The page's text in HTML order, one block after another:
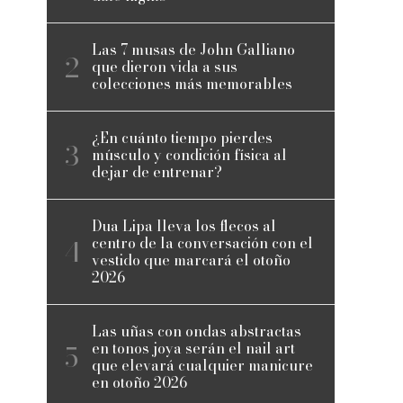
Las 7 musas de John Galliano
que dieron vida a sus
colecciones más memorables
¿En cuánto tiempo pierdes
músculo y condición física al
dejar de entrenar?
Dua Lipa lleva los flecos al
centro de la conversación con el
vestido que marcará el otoño
2026
Las uñas con ondas abstractas
en tonos joya serán el nail art
que elevará cualquier manicure
en otoño 2026